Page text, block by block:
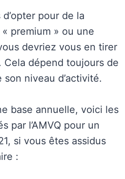
pour de la
premium » ou une
devriez vous en tirer
Cela dépend toujours de
son niveau d’activité.
base annuelle, voici les
par l’AMVQ pour un
si vous êtes assidus
: